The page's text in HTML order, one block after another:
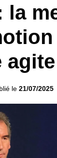
la
le 21/07/2025